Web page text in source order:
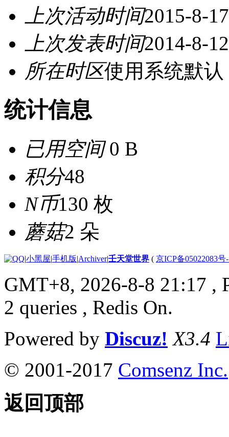
上次活动时间2015-8-
上次发表时间2014-8-
所在时区使用系统默认
统计信息
已用空间0 B
积分48
N币130 枚
蘑菇2 朵
|小黑屋|手机版|Archiver|壬天堂世界 ( 京ICP备05022083号
GMT+8, 2026-8-8 21:17 ,
2 queries , Redis On.
Powered by Discuz! X3.4
© 2001-2017 Comsenz Inc.
返回顶部